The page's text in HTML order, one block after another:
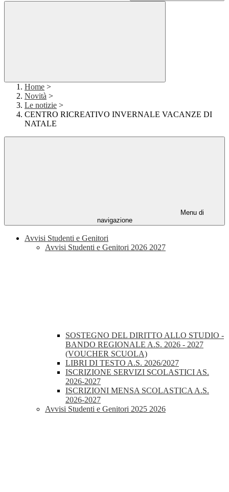
Home >
Novità >
Le notizie >
CENTRO RICREATIVO INVERNALE VACANZE DI
NATALE
Menu di
navigazione
Avvisi Studenti e Genitori
Avvisi Studenti e Genitori 2026 2027
SOSTEGNO DEL DIRITTO ALLO STUDIO -
BANDO REGIONALE A.S. 2026 - 2027
(VOUCHER SCUOLA)
LIBRI DI TESTO A.S. 2026/2027
ISCRIZIONE SERVIZI SCOLASTICI AS.
2026-2027
ISCRIZIONI MENSA SCOLASTICA A.S.
2026-2027
Avvisi Studenti e Genitori 2025 2026